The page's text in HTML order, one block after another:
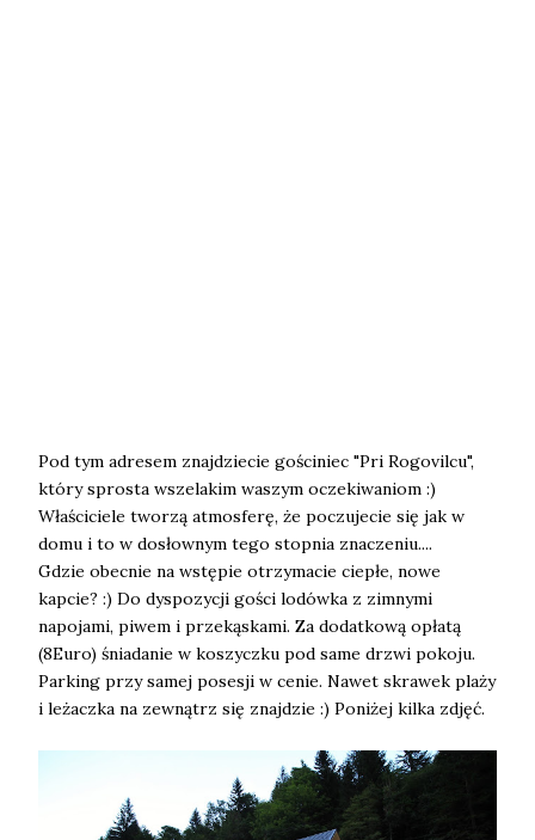
Pod tym adresem znajdziecie gościniec "Pri Rogovilcu",
który sprosta wszelakim waszym oczekiwaniom :)
Właściciele tworzą atmosferę, że poczujecie się jak w
domu i to w dosłownym tego stopnia znaczeniu....
Gdzie obecnie na wstępie otrzymacie ciepłe, nowe
kapcie? :) Do dyspozycji gości lodówka z zimnymi
napojami, piwem i przekąskami. Za dodatkową opłatą
(8Euro) śniadanie w koszyczku pod same drzwi pokoju.
Parking przy samej posesji w cenie. Nawet skrawek plaży
i leżaczka na zewnątrz się znajdzie :) Poniżej kilka zdjęć.